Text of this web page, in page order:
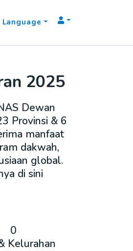
Language
2025
Dewan
Provinsi & 6
manfaat
dakwah,
global.
di sini
0
Kelurahan